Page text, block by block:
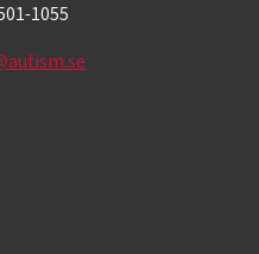
1055